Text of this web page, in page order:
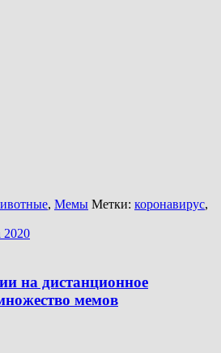
, Мемы Метки: коронавирус,
2020
на дистанционное
мемов